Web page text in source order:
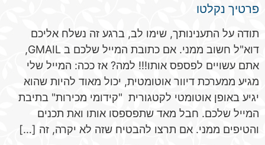
פרטיך נקלטו
תודה על התענינותך, שימו לב, ברגע זה נשלח אליכם
דוא"ל חשוב ממני. אם כתובת המייל שלכם ב GMAIL,
אתם עשויים לפספס אותו!!! למה? אז ככה: המייל שלי
מגיע ממערכת דיוור אוטומטית, יכול מאוד להיות שהוא
יגיע באופן אוטומטי לקטגורית "קידומי מכירות" בתיבת
המייל שלכם. חבל מאד שתפספסו אותו ואת תכנים
והטיפים ממני. אם תרצו להבטיח שזה לא יקרה, זה […]